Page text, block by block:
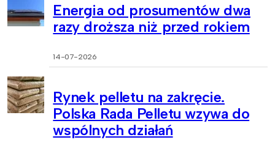
Energia od prosumentów dwa
razy droższa niż przed rokiem
14-07-2026
Rynek pelletu na zakręcie.
Polska Rada Pelletu wzywa do
wspólnych działań